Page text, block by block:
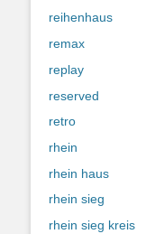
reihenhaus
remax
replay
reserved
retro
rhein
rhein haus
rhein sieg
rhein sieg kreis